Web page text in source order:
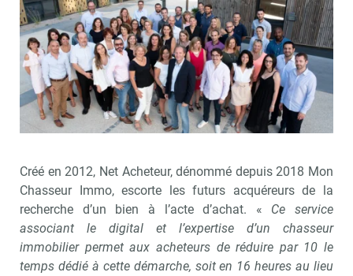
Créé en 2012, Net Acheteur, dénommé depuis 2018 Mon
Chasseur Immo, escorte les futurs acquéreurs de la
recherche d’un bien à l’acte d’achat. « Ce service
associant le digital et l’expertise d’un chasseur
immobilier permet aux acheteurs de réduire par 10 le
temps dédié à cette démarche, soit en 16 heures au lieu